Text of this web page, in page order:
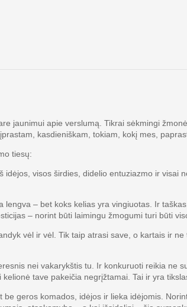
jaunimui apie verslumą. Tikrai sėkmingi
kasdieniškam, tokiam, kokį mes,
tiesų:
visos širdies, didelio entuziazmo ir visai
– bet koks kelias yra vingiuotas. Ir
– norint būti laimingu žmogumi turi būti
vėl ir vėl. Tik taip atrasi save, o kartais ir ne
nei vakarykštis tu. Ir konkuruoti reikia ne
tave pakeičia negrįžtamai. Tai ir yra
komados, idėjos ir lieka idėjomis.